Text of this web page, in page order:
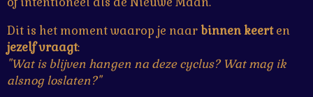
Dit is het moment waarop je naar binnen keerten
jezelfvraagt:
"Wat is blijven hangen na deze cyclus? Wat mag ik
alsnog loslaten?"